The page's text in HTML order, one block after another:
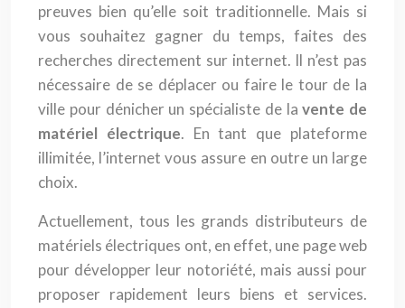
preuves bien qu’elle soit traditionnelle. Mais si
vous souhaitez gagner du temps, faites des
recherches directement sur internet. Il n’est pas
nécessaire de se déplacer ou faire le tour de la
ville pour dénicher un spécialiste de lavente de
matériel électrique. En tant que plateforme
illimitée, l’internet vous assure en outre un large
choix.
Actuellement, tous les grands distributeurs de
matériels électriques ont, en effet, une page web
pour développer leur notoriété, mais aussi pour
proposer rapidement leurs biens et services.